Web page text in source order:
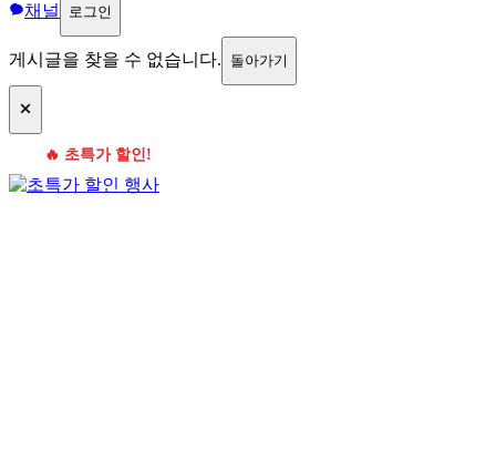
채널 로그인
게시글을 찾을 수 없습니다. 돌아가기
🔥 초특가 할인!